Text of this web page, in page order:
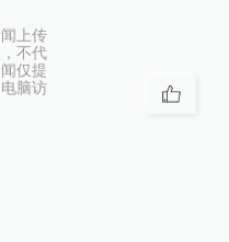
上传
不代
仅提
脑访